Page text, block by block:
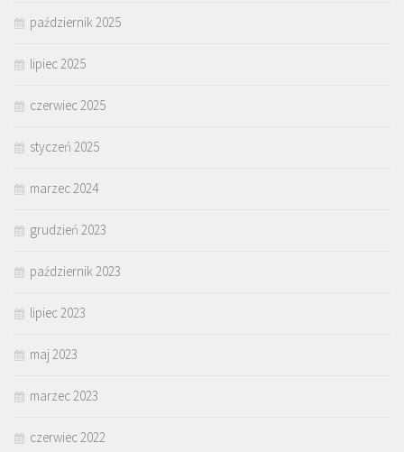
październik 2025
lipiec 2025
czerwiec 2025
styczeń 2025
marzec 2024
grudzień 2023
październik 2023
lipiec 2023
maj 2023
marzec 2023
czerwiec 2022